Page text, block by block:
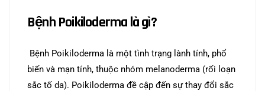
Bệnh Poikiloderma là gì?
Bệnh Poikiloderma là một tình trạng lành tính, phổ
biến và mạn tính, thuộc nhóm melanoderma (rối loạn
sắc tố da). Poikiloderma đề cập đến sự thay đổi sắc